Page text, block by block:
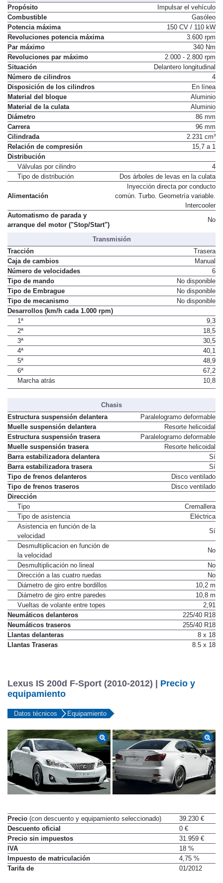
Propósito
Impulsar el vehículo
Combustible
Gasóleo
Potencia máxima
150 CV / 110 kW
Revoluciones potencia máxima
3.600 rpm
Par máximo
340 Nm
Revoluciones par máximo
2.000 - 2.800 rpm
Situación
Delantero longitudinal
Número de cilindros
4
Disposición de los cilindros
En línea
Material del bloque
Aluminio
Material de la culata
Aluminio
Diámetro
86 mm
Carrera
96 mm
Cilindrada
2.231 cm³
Relación de compresión
15,7 a 1
Distribución
Válvulas por cilindro
4
Tipo de distribución
Dos árboles de levas en la culata
Alimentación
Inyección directa por conducto
común. Turbo. Geometría variable.
Intercooler
Automatismo de parada y
arranque del motor ("Stop/Start")
No
Transmisión
Tracción
Trasera
Caja de cambios
Manual
Número de velocidades
6
Tipo de mando
No disponible
Tipo de Embrague
No disponible
Tipo de mecanismo
No disponible
Desarrollos (km/h cada 1.000 rpm)
1ª
9,3
2ª
18,5
3ª
30,5
4ª
40,1
5ª
48,9
6ª
67,2
Marcha atrás
10,8
Chasis
Estructura suspensión delantera
Paralelogramo deformable
Muelle suspensión delantera
Resorte helicoidal
Estructura suspensión trasera
Paralelogramo deformable
Muelle suspensión trasera
Resorte helicoidal
Barra estabilizadora delantera
Sí
Barra estabilizadora trasera
Sí
Tipo de frenos delanteros
Disco ventilado
Tipo de frenos traseros
Disco ventilado
Dirección
Tipo
Cremallera
Tipo de asistencia
Eléctrica
Asistencia en función de la
velocidad
Sí
Desmultiplicacion en función de
la velocidad
No
Desmultiplicación no lineal
No
Dirección a las cuatro ruedas
No
Diámetro de giro entre bordillos
10,2 m
Diámetro de giro entre paredes
10,8 m
Vueltas de volante entre topes
2,91
Neumáticos delanteros
225/40 R18
Neumáticos traseros
255/40 R18
Llantas delanteras
8 x 18
Llantas Traseras
8.5 x 18
Lexus IS 200d F-Sport (2010-2012) | Precio y
equipamiento
Datos técnicos Equipamiento
Precio (con descuento y equipamiento seleccionado)
39.230 €
Descuento oficial
0 €
Precio sin impuestos
31.959 €
IVA
18 %
Impuesto de matriculación
4,75 %
Tarifa de
01/2012